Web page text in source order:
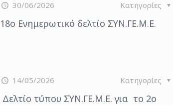
30/06/2026 Κατηγορίες
18o Ενημερωτικό δελτίο ΣΥΝ.ΓΕ.Μ.Ε.
14/05/2026 Κατηγορίες
Δελτίο τύπου ΣΥΝ.ΓΕ.Μ.Ε. για τo 2ο